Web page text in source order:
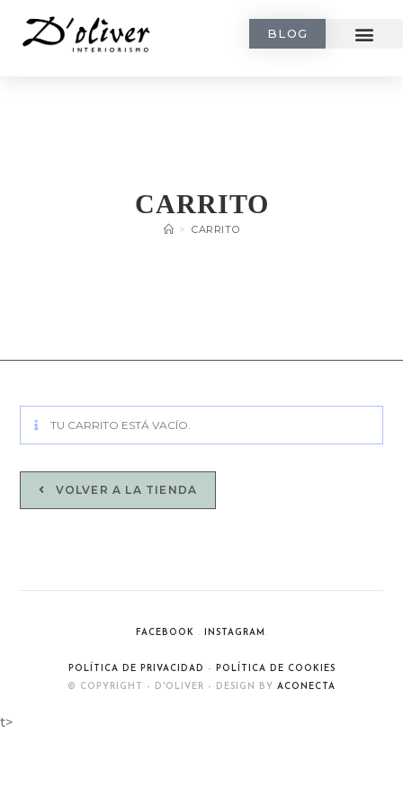
BLOG
CARRITO
> CARRITO
TU CARRITO ESTÁ VACÍO.
VOLVER A LA TIENDA
FACEBOOK . INSTAGRAM .
POLÍTICA DE PRIVACIDAD -
POLÍTICA DE COOKIES
© COPYRIGHT - D'OLIVER - DESIGN BY ACONECTA
t>